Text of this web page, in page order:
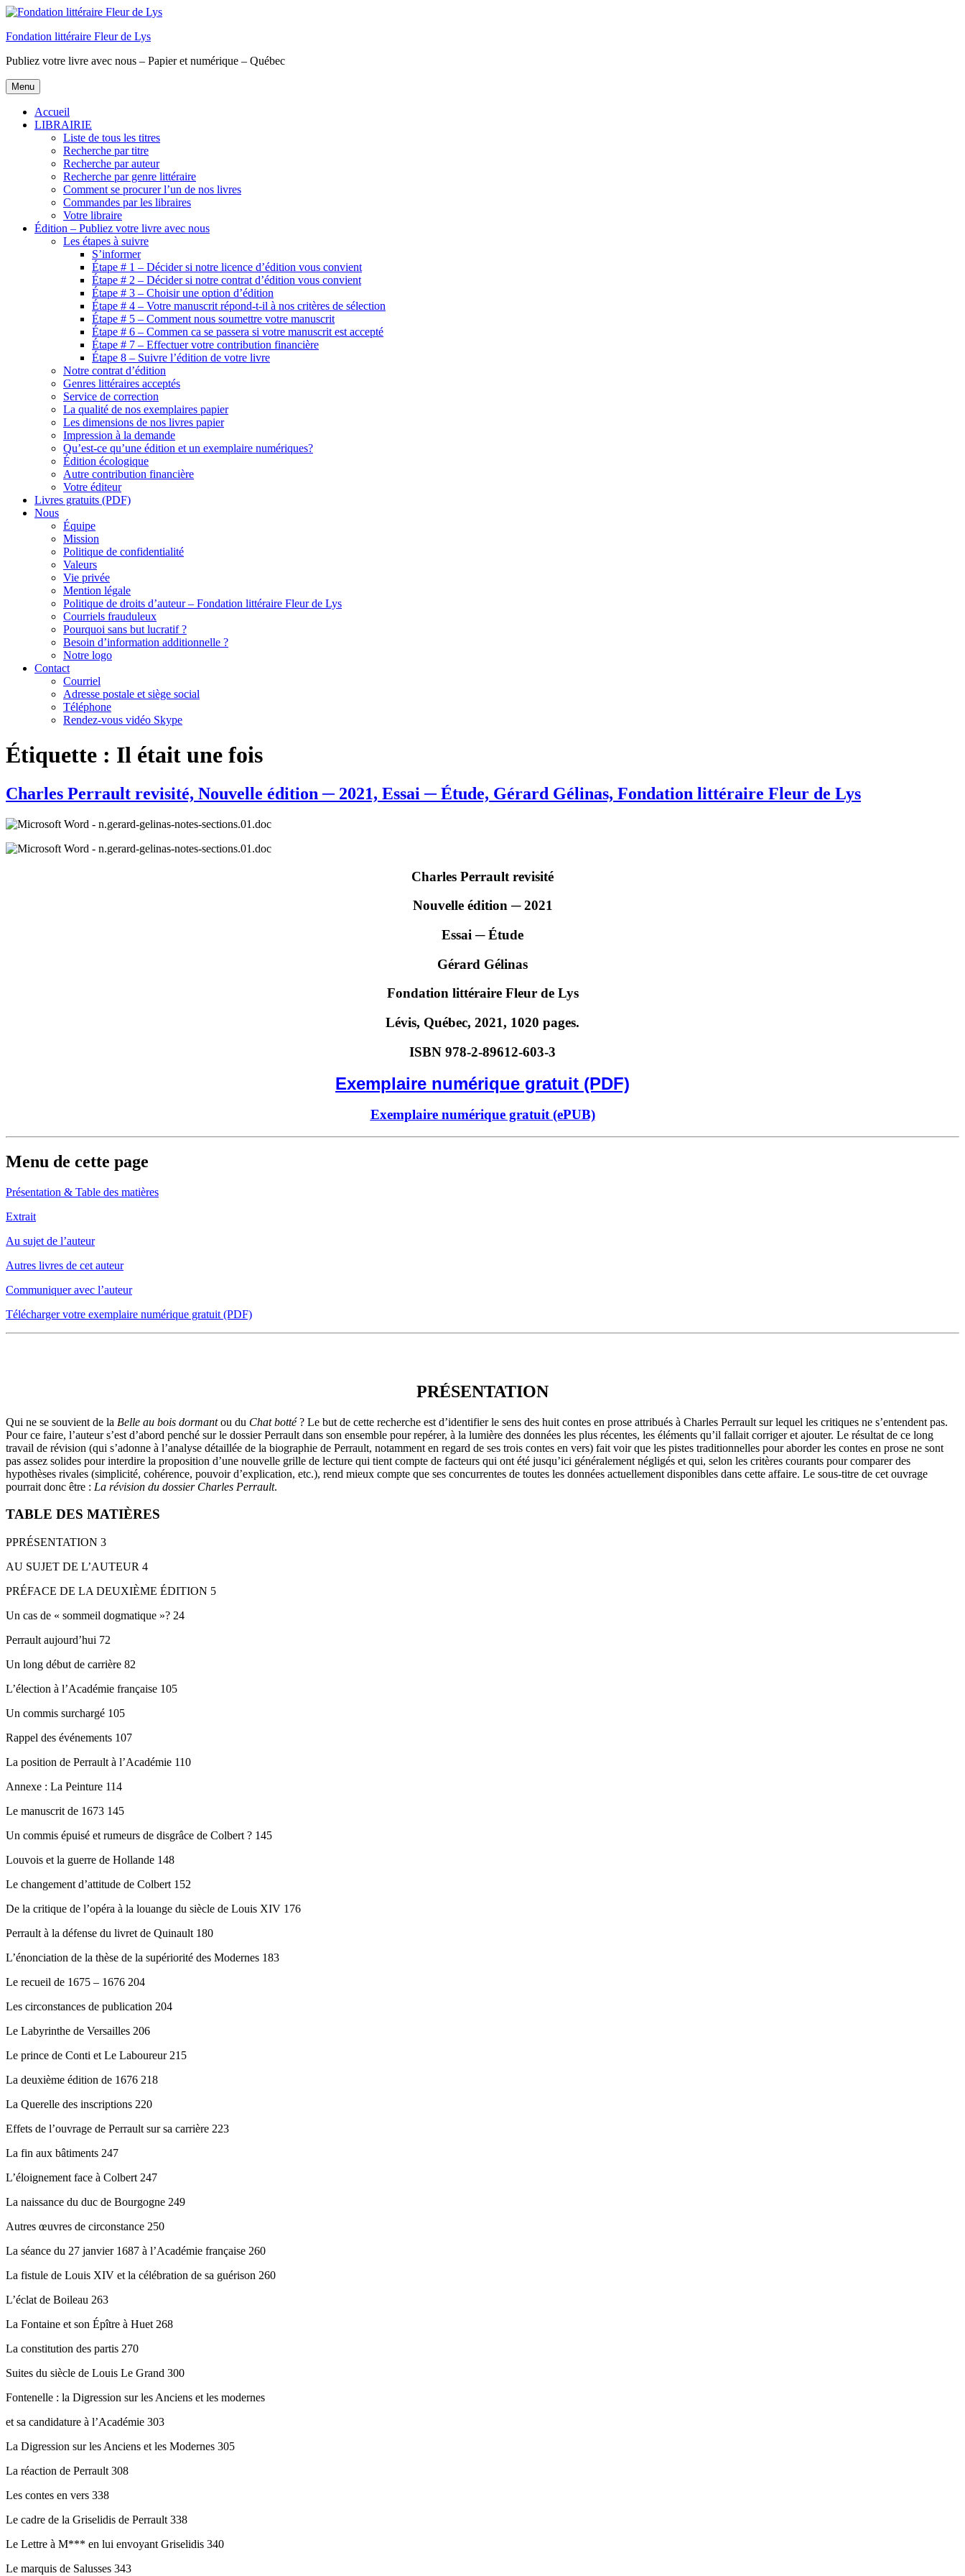
Aller
contenu
Fondation littéraire Fleur de Lys
Publiez votre livre avec nous – Papier et numérique – Québec
Menu
Accueil
LIBRAIRIE
Liste de tous les titres
Recherche par titre
Recherche par auteur
Recherche par genre littéraire
Comment se procurer l’un de nos livres
Commandes par les libraires
Votre libraire
Édition – Publiez votre livre avec nous
Les étapes à suivre
S’informer
Étape # 1 – Décider si notre licence d’édition vous convient
Étape # 2 – Décider si notre contrat d’édition vous convient
Étape # 3 – Choisir une option d’édition
Étape # 4 – Votre manuscrit répond-t-il à nos critères de sélection
Étape # 5 – Comment nous soumettre votre manuscrit
Étape # 6 – Commen ca se passera si votre manuscrit est accepté
Étape # 7 – Effectuer votre contribution financière
Étape 8 – Suivre l’édition de votre livre
Notre contrat d’édition
Genres littéraires acceptés
Service de correction
La qualité de nos exemplaires papier
Les dimensions de nos livres papier
Impression à la demande
Qu’est-ce qu’une édition et un exemplaire numériques?
Édition écologique
Autre contribution financière
Votre éditeur
Livres gratuits (PDF)
Nous
Équipe
Mission
Politique de confidentialité
Valeurs
Vie privée
Mention légale
Politique de droits d’auteur – Fondation littéraire Fleur de Lys
Courriels frauduleux
Pourquoi sans but lucratif ?
Besoin d’information additionnelle ?
Notre logo
Contact
Courriel
Adresse postale et siège social
Téléphone
Rendez-vous vidéo Skype
Étiquette : Il était une fois
Charles Perrault revisité, Nouvelle édition ─ 2021, Essai ─ Étude, Gérard Gélinas, Fondation littéraire Fleur de Lys
Charles Perrault revisité
Nouvelle édition ─ 2021
Essai ─ Étude
Gérard Gélinas
Fondation littéraire Fleur de Lys
Lévis, Québec, 2021, 1020 pages.
ISBN 978-2-89612-603-3
Exemplaire numérique gratuit (PDF)
Exemplaire numérique gratuit (ePUB)
Menu de cette page
Présentation & Table des matières
Extrait
Au sujet de l’auteur
Autres livres de cet auteur
Communiquer avec l’auteur
Télécharger votre exemplaire numérique gratuit (PDF)
PRÉSENTATION
Qui ne se souvient de la Belle au bois dormantou du Chat botté? Le but de cette recherche est d’identifier le sens des huit contes en prose attribués à Charles Perrault sur lequel les critiques ne s’entendent pas.
Pour ce faire, l’auteur s’est d’abord penché sur le dossier Perrault dans son ensemble pour repérer, à la lumière des données les plus récentes, les éléments qu’il fallait corriger et ajouter. Le résultat de ce long
travail de révision (qui s’adonne à l’analyse détaillée de la biographie de Perrault, notamment en regard de ses trois contes en vers) fait voir que les pistes traditionnelles pour aborder les contes en prose ne sont
pas assez solides pour interdire la proposition d’une nouvelle grille de lecture qui tient compte de facteurs qui ont été jusqu’ici généralement négligés et qui, selon les critères courants pour comparer des
hypothèses rivales (simplicité, cohérence, pouvoir d’explication, etc.), rend mieux compte que ses concurrentes de toutes les données actuellement disponibles dans cette affaire. Le sous-titre de cet ouvrage
pourrait donc être : La révision du dossier Charles Perrault.
TABLE DES MATIÈRES
PPRÉSENTATION 3
AU SUJET DE L’AUTEUR 4
PRÉFACE DE LA DEUXIÈME ÉDITION 5
Un cas de « sommeil dogmatique »? 24
Perrault aujourd’hui 72
Un long début de carrière 82
L’élection à l’Académie française 105
Un commis surchargé 105
Rappel des événements 107
La position de Perrault à l’Académie 110
Annexe : La Peinture 114
Le manuscrit de 1673 145
Un commis épuisé et rumeurs de disgrâce de Colbert ? 145
Louvois et la guerre de Hollande 148
Le changement d’attitude de Colbert 152
De la critique de l’opéra à la louange du siècle de Louis XIV 176
Perrault à la défense du livret de Quinault 180
L’énonciation de la thèse de la supériorité des Modernes 183
Le recueil de 1675 – 1676 204
Les circonstances de publication 204
Le Labyrinthe de Versailles 206
Le prince de Conti et Le Laboureur 215
La deuxième édition de 1676 218
La Querelle des inscriptions 220
Effets de l’ouvrage de Perrault sur sa carrière 223
La fin aux bâtiments 247
L’éloignement face à Colbert 247
La naissance du duc de Bourgogne 249
Autres œuvres de circonstance 250
La séance du 27 janvier 1687 à l’Académie française 260
La fistule de Louis XIV et la célébration de sa guérison 260
L’éclat de Boileau 263
La Fontaine et son Épître à Huet 268
La constitution des partis 270
Suites du siècle de Louis Le Grand 300
Fontenelle : la Digression sur les Anciens et les modernes
et sa candidature à l’Académie 303
La Digression sur les Anciens et les Modernes 305
La réaction de Perrault 308
Les contes en vers 338
Le cadre de la Griselidis de Perrault 338
Le Lettre à M*** en lui envoyant Griselidis 340
Le marquis de Salusses 343